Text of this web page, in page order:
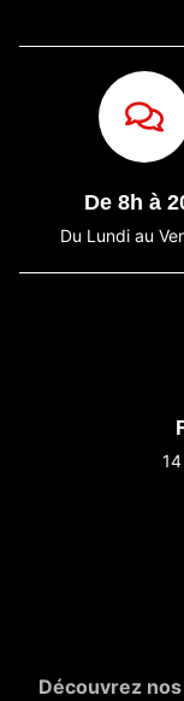
De 8h à
Du Lundi au
Découvrez